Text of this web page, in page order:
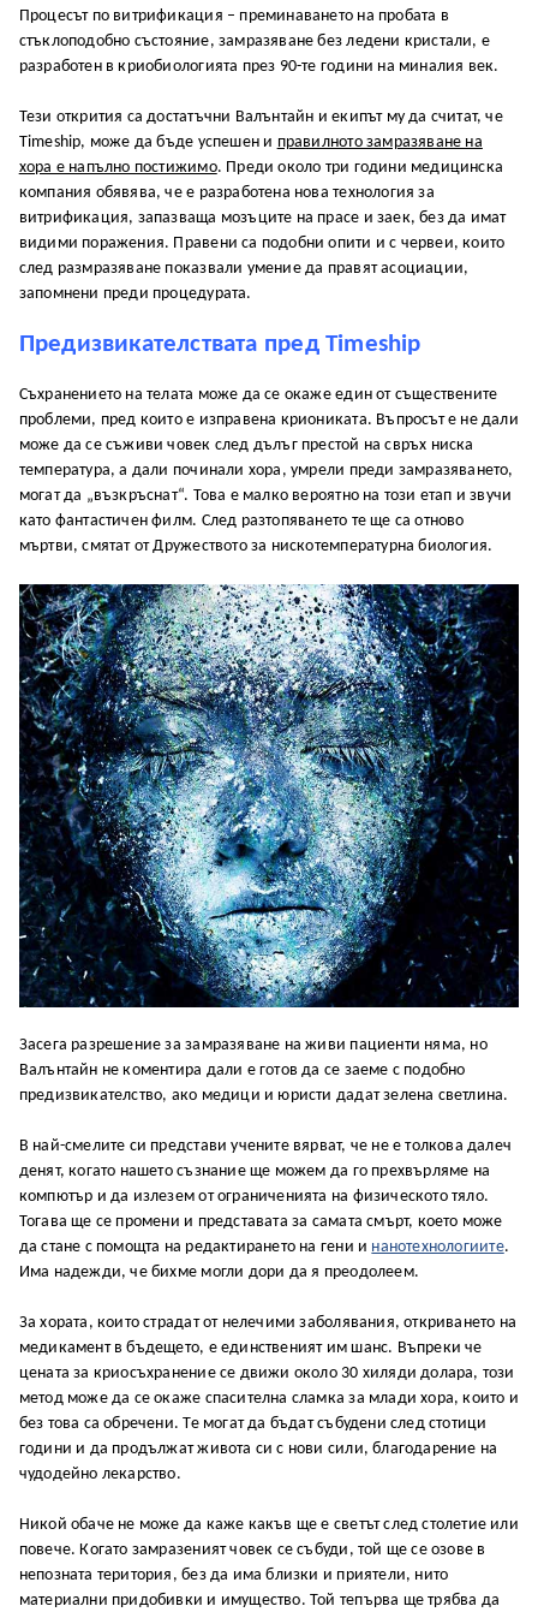
Процесът по витрификация – преминаването на пробата в
стъклоподобно състояние, замразяване без ледени кристали, е
разработен в криобиологията през 90-те години на миналия век.
Тези открития са достатъчни Валънтайн и екипът му да считат, че
Timeship, може да бъде успешен и правилното замразяване на
хора е напълно постижимо. Преди около три години медицинска
компания обявява, че е разработена нова технология за
витрификация, запазваща мозъците на прасе и заек, без да имат
видими поражения. Правени са подобни опити и с червеи, които
след размразяване показвали умение да правят асоциации,
запомнени преди процедурата.
Предизвикателствата пред Timeship
Съхранението на телата може да се окаже един от съществените
проблеми, пред които е изправена криониката. Въпросът е не дали
може да се съживи човек след дълъг престой на свръх ниска
температура, а дали починали хора, умрели преди замразяването,
могат да „възкръснат“. Това е малко вероятно на този етап и звучи
като фантастичен филм. След разтопяването те ще са отново
мъртви, смятат от Дружеството за нискотемпературна биология.
Засега разрешение за замразяване на живи пациенти няма, но
Валънтайн не коментира дали е готов да се заеме с подобно
предизвикателство, ако медици и юристи дадат зелена светлина.
В най-смелите си представи учените вярват, че не е толкова далеч
денят, когато нашето съзнание ще можем да го прехвърляме на
компютър и да излезем от ограниченията на физическото тяло.
Тогава ще се промени и представата за самата смърт, което може
да стане с помощта на редактирането на гени и нанотехнологиите.
Има надежди, че бихме могли дори да я преодолеем.
За хората, които страдат от нелечими заболявания, откриването на
медикамент в бъдещето, е единственият им шанс. Въпреки че
цената за криосъхранение се движи около 30 хиляди долара, този
метод може да се окаже спасителна сламка за млади хора, които и
без това са обречени. Те могат да бъдат събудени след стотици
години и да продължат живота си с нови сили, благодарение на
чудодейно лекарство.
Никой обаче не може да каже какъв ще е светът след столетие или
повече. Когато замразеният човек се събуди, той ще се озове в
непозната територия, без да има близки и приятели, нито
материални придобивки и имущество. Той тепърва ще трябва да